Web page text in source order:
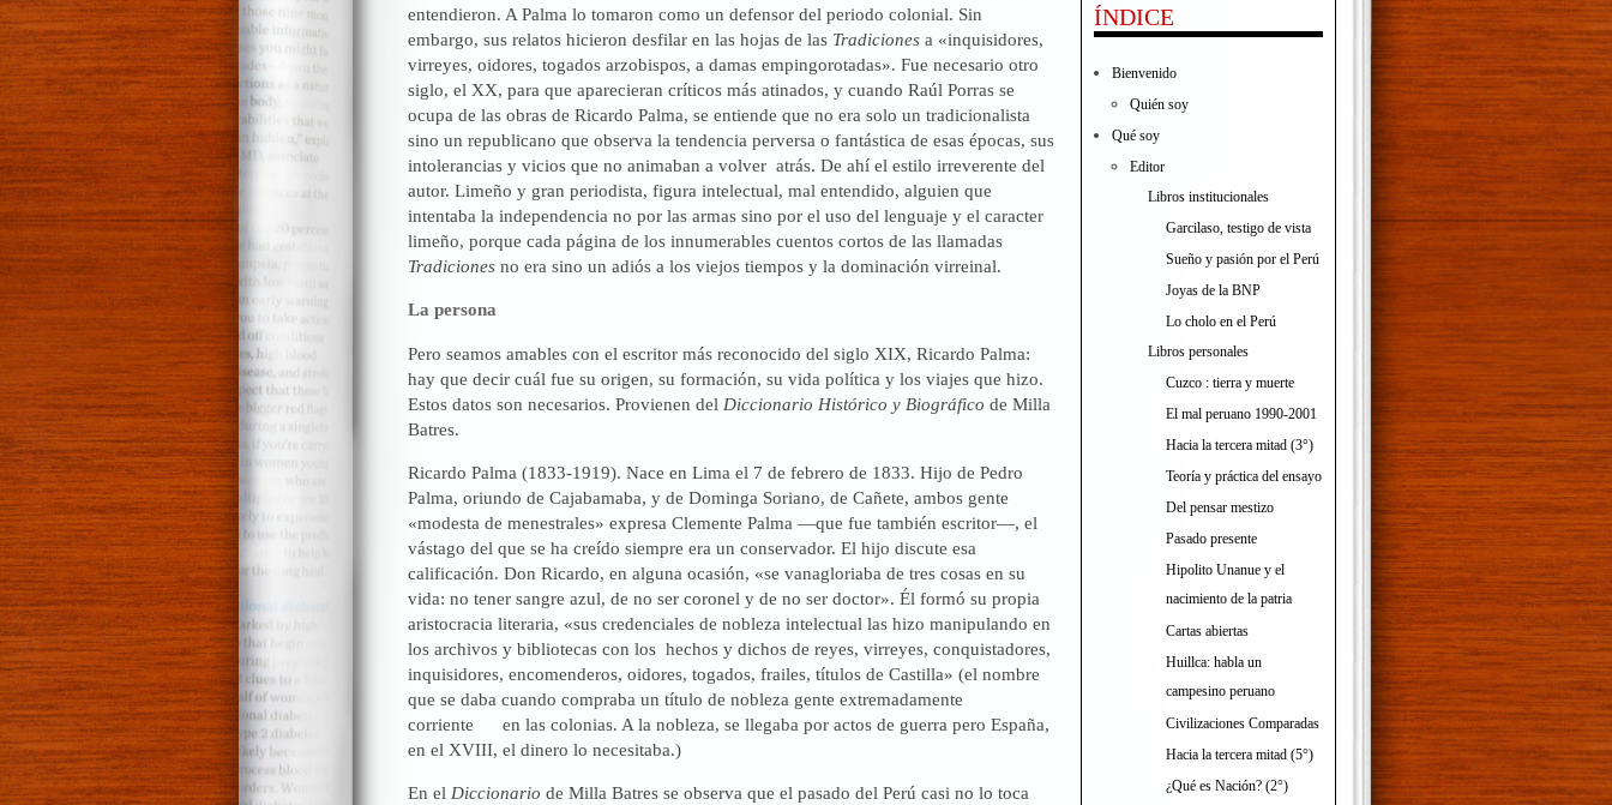
entendieron. A Palma lo tomaron como un defensor del periodo colonial. Sin
embargo, sus relatos hicieron desfilar en las hojas de las Tradicionesa «inquisidores,
virreyes, oidores, togados arzobispos, a damas empingorotadas». Fue necesario otro
siglo, el XX, para que aparecieran críticos más atinados, y cuando Raúl Porras se
ocupa de las obras de Ricardo Palma, se entiende que no era solo un tradicionalista
sino un republicano que observa la tendencia perversa o fantástica de esas épocas, sus
intolerancias y vicios que no animaban a volver atrás. De ahí el estilo irreverente del
autor. Limeño y gran periodista, figura intelectual, mal entendido, alguien que
intentaba la independencia no por las armas sino por el uso del lenguaje y el caracter
limeño, porque cada página de los innumerables cuentos cortos de las llamadas
Tradicionesno era sino un adiós a los viejos tiempos y la dominación virreinal.
La persona
Pero seamos amables con el escritor más reconocido del siglo XIX, Ricardo Palma:
hay que decir cuál fue su origen, su formación, su vida política y los viajes que hizo.
Estos datos son necesarios. Provienen del Diccionario Histórico y Biográfico de Milla
Batres.
Ricardo Palma (1833-1919). Nace en Lima el 7 de febrero de 1833. Hijo de Pedro
Palma, oriundo de Cajabamaba, y de Dominga Soriano, de Cañete, ambos gente
«modesta de menestrales» expresa Clemente Palma —que fue también escritor—, el
vástago del que se ha creído siempre era un conservador. El hijo discute esa
calificación. Don Ricardo, en alguna ocasión, «se vanagloriaba de tres cosas en su
vida: no tener sangre azul, de no ser coronel y de no ser doctor». Él formó su propia
aristocracia literaria, «sus credenciales de nobleza intelectual las hizo manipulando en
los archivos y bibliotecas con los hechos y dichos de reyes, virreyes, conquistadores,
inquisidores, encomenderos, oidores, togados, frailes, títulos de Castilla» (el nombre
que se daba cuando compraba un título de nobleza gente extremadamente
corriente en las colonias. A la nobleza, se llegaba por actos de guerra pero España,
en el XVIII, el dinero lo necesitaba.)
En el Diccionario de Milla Batres se observa que el pasado del Perú casi no lo toca
ÍNDICE
Bienvenido
Quién soy
Qué soy
Editor
Libros institucionales
Garcilaso, testigo de vista
Sueño y pasión por el Perú
Joyas de la BNP
Lo cholo en el Perú
Libros personales
Cuzco : tierra y muerte
El mal peruano 1990-2001
Hacia la tercera mitad (3°)
Teoría y práctica del ensayo
Del pensar mestizo
Pasado presente
Hipolito Unanue y el
nacimiento de la patria
Cartas abiertas
Huillca: habla un
campesino peruano
Civilizaciones Comparadas
Hacia la tercera mitad (5°)
¿Qué es Nación? (2°)